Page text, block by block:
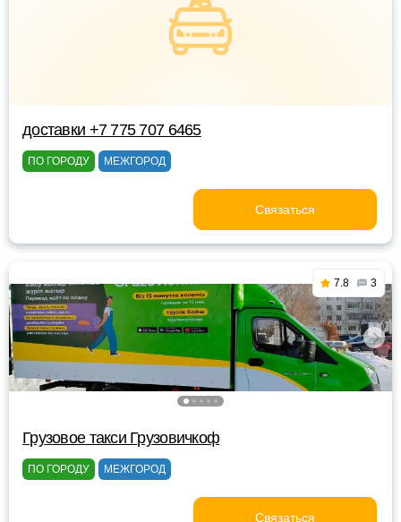
доставки +7 775 707 6465
ПО ГОРОДУ МЕЖГОРОД
Связаться
7.8 3
Грузовое такси Грузовичкоф
ПО ГОРОДУ МЕЖГОРОД
Связаться